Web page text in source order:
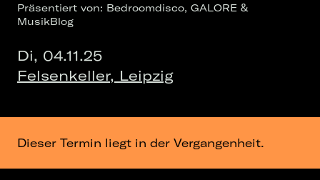
Präsentiert von: Bedroomdisco, GALORE &
MusikBlog
Di, 04.11.25
Felsenkeller, Leipzig
Dieser Termin liegt in der Vergangenheit.